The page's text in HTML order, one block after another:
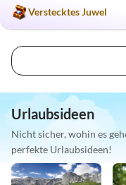
Verstecktes Juwel
Urlaubsideen
Nicht sicher, wohin es
perfekte Urlaubsideen!